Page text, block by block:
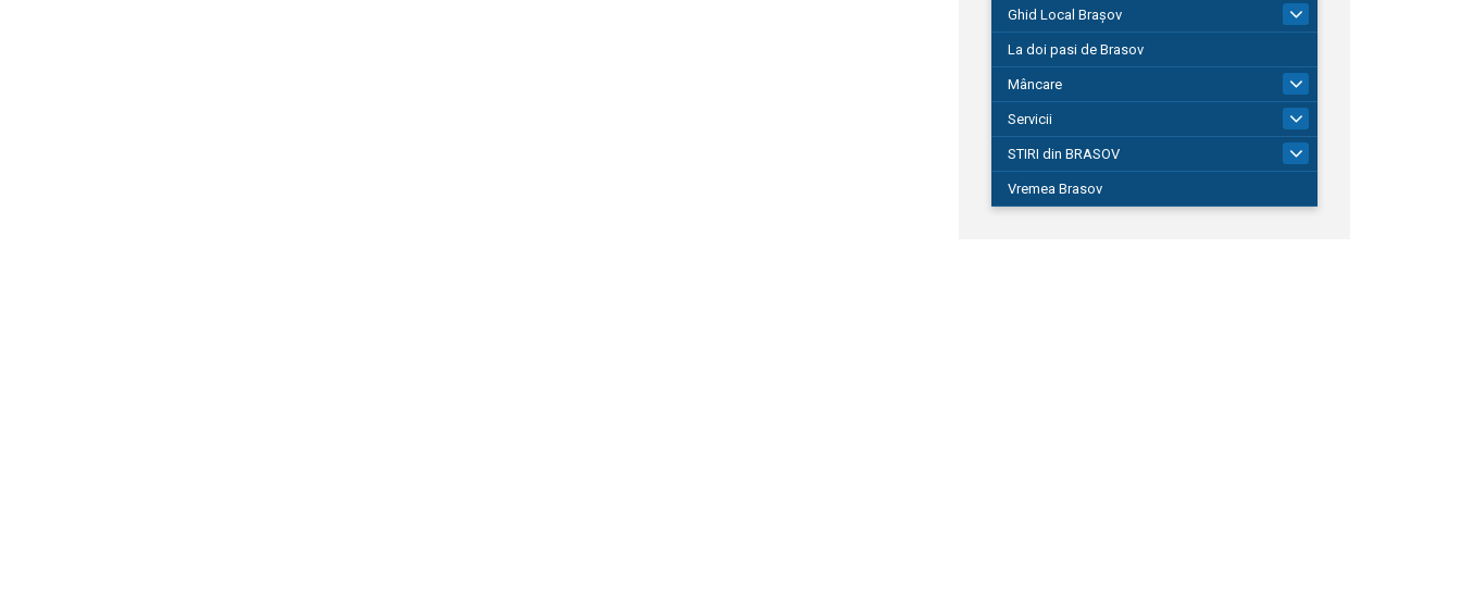
Ghid Local Brașov
La doi pasi de Brasov
Mâncare
Servicii
STIRI din BRASOV
195
Vremea Brasov